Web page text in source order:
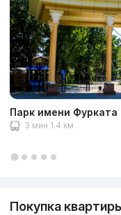
Парк имени Фурката
3 мин 1.4 км
Покупка